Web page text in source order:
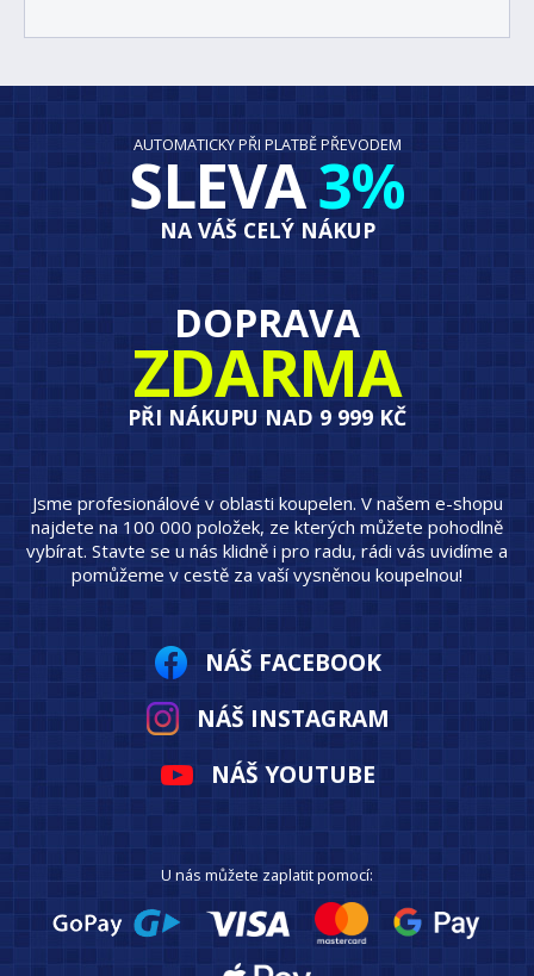
AUTOMATICKY PŘI PLATBĚ PŘEVODEM
SLEVA3%
NA VÁŠ CELÝ NÁKUP
DOPRAVA
ZDARMA
PŘI NÁKUPU NAD 9 999 KČ
Jsme profesionálové v oblasti koupelen. V našem e-shopu
najdete na 100 000 položek, ze kterých můžete pohodlně
vybírat. Stavte se u nás klidně i pro radu, rádi vás uvidíme a
pomůžeme v cestě za vaší vysněnou koupelnou!
NÁŠ FACEBOOK
NÁŠ INSTAGRAM
NÁŠ YOUTUBE
U nás můžete zaplatit pomocí: